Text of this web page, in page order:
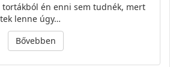
tortákból én enni sem tudnék, mert
lenne úgy…
Bővebben